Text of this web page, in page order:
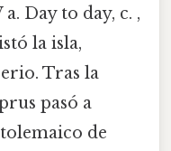
Day to day, c. ,
la isla,
Tras la
pasó a
de